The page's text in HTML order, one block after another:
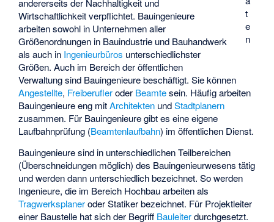
t
e
n
andererseits der Nachhaltigkeit und
Wirtschaftlichkeit verpflichtet. Bauingenieure
arbeiten sowohl in Unternehmen aller
Größenordnungen in Bauindustrie und Bauhandwerk
als auch in Ingenieurbüros unterschiedlichster
Größen. Auch im Bereich der öffentlichen
Verwaltung sind Bauingenieure beschäftigt. Sie können
Angestellte, Freiberufleroder Beamtesein. Häufig arbeiten
Bauingenieure eng mitArchitekten undStadtplanern
zusammen. Für Bauingenieure gibt es eine eigene
Laufbahnprüfung (Beamtenlaufbahn) im öffentlichen Dienst.
Bauingenieure sind in unterschiedlichen Teilbereichen
(Überschneidungen möglich) des Bauingenieurwesens tätig
und werden dann unterschiedlich bezeichnet. So werden
Ingenieure, die im Bereich Hochbau arbeiten als
Tragwerksplaneroder Statiker bezeichnet. Für Projektleiter
einer Baustelle hat sich der Begriff Bauleiterdurchgesetzt.